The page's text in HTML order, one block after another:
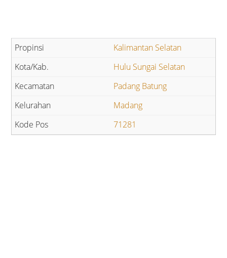
Kalimantan Selatan
Hulu Sungai Selatan
Padang Batung
Madang
71281